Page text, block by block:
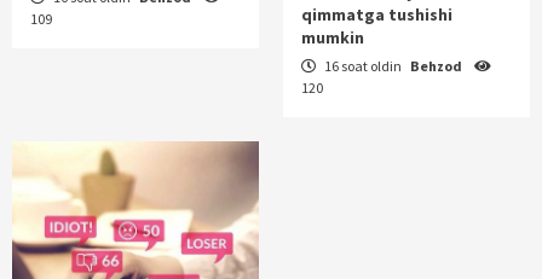
109
qimmatga tushishi
mumkin
16 soat oldin Behzod
120